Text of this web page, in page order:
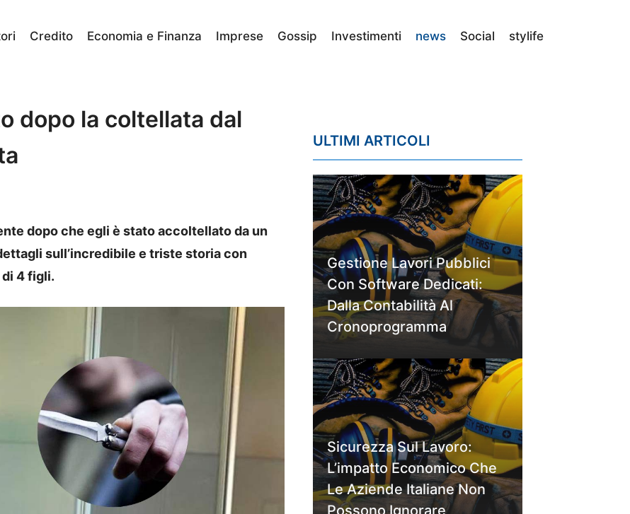
Credito Economia e Finanza Imprese Gossip Investimenti news Social stylife
dopo la coltellata dal
dopo che egli è stato accoltellato da un
sull’incredibile e triste storia con
4 figli.
ULTIMI ARTICOLI
Gestione Lavori Pubblici
Con Software Dedicati:
Dalla Contabilità Al
Cronoprogramma
Sicurezza Sul Lavoro:
L’impatto Economico Che
Le Aziende Italiane Non
Possono Ignorare